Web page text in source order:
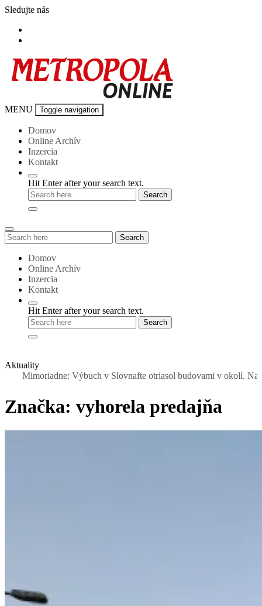
Skip
content
Sledujte nás
Metropola-
MENU Toggle navigation
Domov
Online Archív
Inzercia
Kontakt
Hit Enter after your search text.
Search
for:
Search
Domov
Online Archív
Inzercia
Kontakt
Hit Enter after your search text.
Aktuality
Výbuch v Slovnafte otriasol budovami v okolí. Nad
Značka: vyhorela predajňa